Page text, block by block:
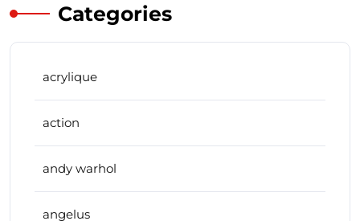
Categories
acrylique
action
andy warhol
angelus